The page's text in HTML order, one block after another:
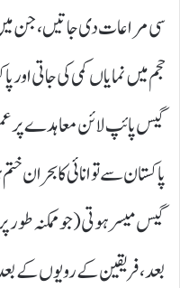
سی مراعات دی جاتیں، جن
حجم میں نمایاں کمی کی جاتی
گیس پائپ لائن معاہدے پر
پاکستان سے توانائی کا بحران
گیس میسر ہوتی ( جو ممکنہ
بعد، فریقین کے رویوں کے